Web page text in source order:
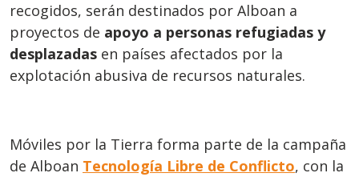
recogidos, serán destinados por Alboan a
proyectos de apoyo a personas refugiadas y
desplazadas en países afectados por la
explotación abusiva de recursos naturales.
Móviles por la Tierra forma parte de la campaña
de Alboan Tecnología Libre de Conflicto, con la